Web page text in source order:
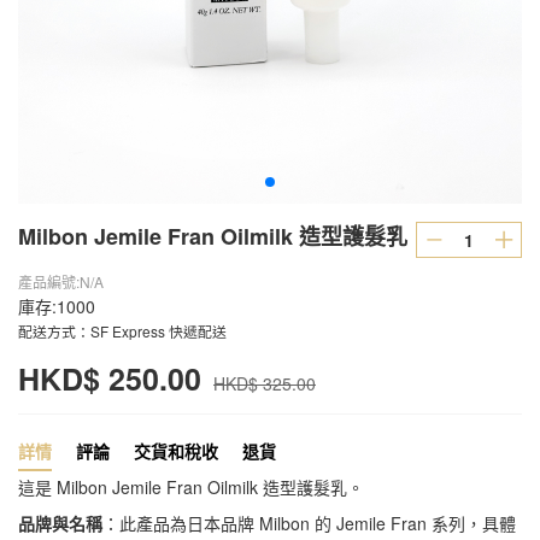
Milbon Jemile Fran Oilmilk 造型護髮乳
產品編號:N/A
庫存:1000
配送方式：SF Express 快遞配送
HKD$ 250.00 HKD$ 325.00
詳情 評論 交貨和稅收
退貨
這是 Milbon Jemile Fran Oilmilk 造型護髮乳。
品牌與名稱：此產品為日本品牌 Milbon 的 Jemile Fran 系列，具體